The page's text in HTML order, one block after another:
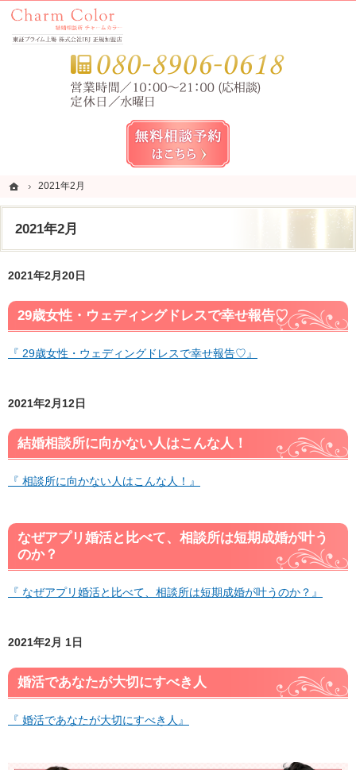
ホーム
2021年2月
2021年2月
錦糸町・亀戸・平井の結婚相談所なら当相談所へ。
錦糸町・亀戸・平井の結婚相談所なら短期成婚を目指すCharm Color (チャームカラー)
2021年2月20日
29歳女性・ウェディングドレスで幸せ報告♡
『 29歳女性・ウェディングドレスで幸せ報告♡』
2021年2月12日
結婚相談所に向かない人はこんな人！
『 相談所に向かない人はこんな人！』
なぜアプリ婚活と比べて、相談所は短期成婚が叶う
のか？
『 なぜアプリ婚活と比べて、相談所は短期成婚が叶うのか？』
2021年2月 1日
婚活であなたが大切にすべき人
『 婚活であなたが大切にすべき人』
ホーム
2021年2月